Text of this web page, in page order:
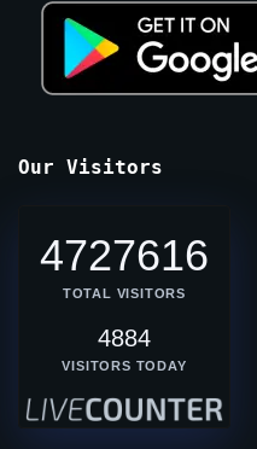
Our Visitors
4727616
TOTAL VISITORS
4884
VISITORS TODAY